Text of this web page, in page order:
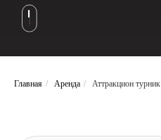
Главная / Аренда / Аттракцион турник